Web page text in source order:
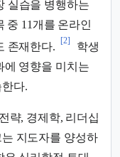
실습을 병행하는
중 11개를 온라인
존재한다.
[2]
학생
에 영향을 미치는
다.
략, 경제학, 리더십
지도자를 양성하